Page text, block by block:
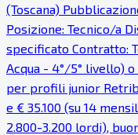
(Toscana)
Posizione: Tecnico/a
specificato Contratto:
Acqua - 4°/5° livello)
per profili junior
e € 35.100 (su 14
2.800-3.200 lordi),